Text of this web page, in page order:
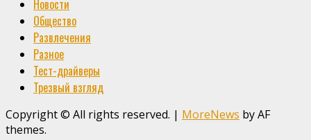
Новости
Общество
Развлечения
Разное
Тест-драйверы
Трезвый взгляд
Copyright © All rights reserved. | MoreNews by AF
themes.